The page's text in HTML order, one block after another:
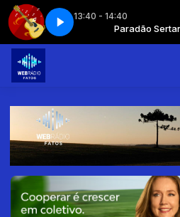
13:40 - 14:40
Paradão
- Parte 3 Paradão